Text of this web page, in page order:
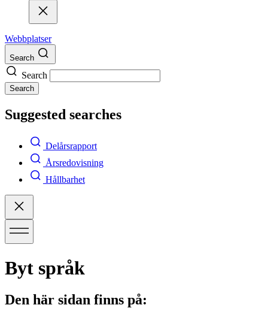
Webbplatser
Search
Search
Search
Suggested searches
Delårsrapport
Årsredovisning
Hållbarhet
Byt språk
Den här sidan finns på: